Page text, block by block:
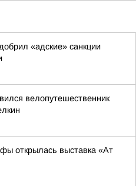
«адские» санкции
велопутешественник
открылась выставка «Ат